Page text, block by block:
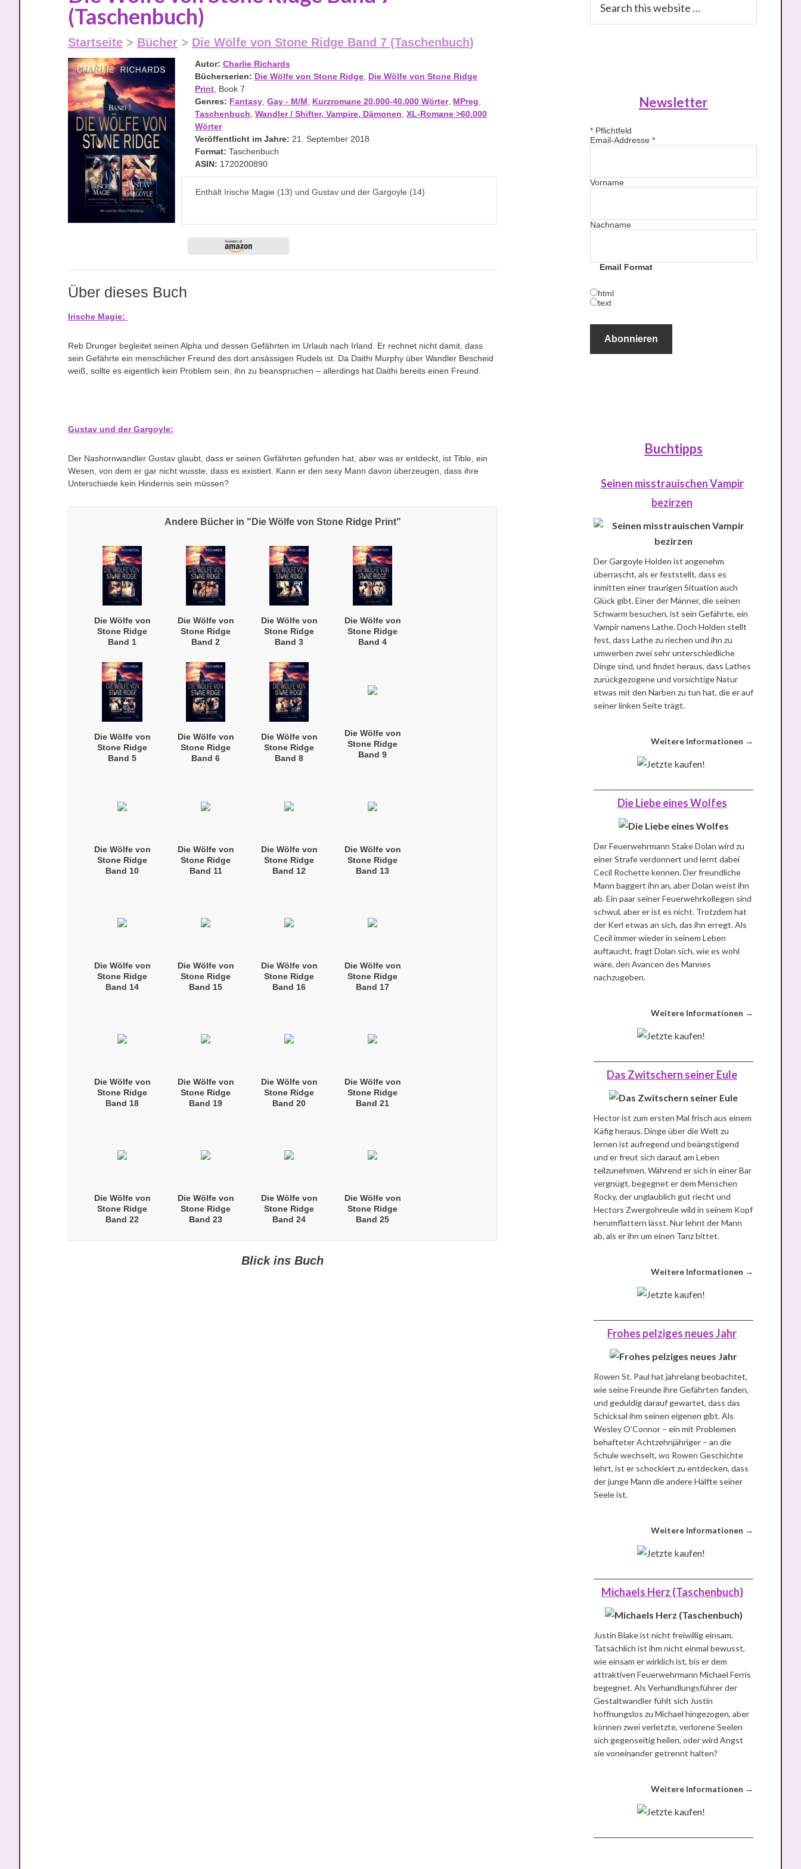
(Taschenbuch)
Startseite > Bücher > Die Wölfe von Stone Ridge Band 7 (Taschenbuch)
Autor: Charlie Richards
Bücherserien: Die Wölfe von Stone Ridge Die Wölfe von Stone Ridge
Print , Book 7
Genres: Fantasy Gay - M/M Kurzromane 20.000-40.000 Wörter, MPreg
Taschenbuch Wandler / Shifter, Vampire, Dämonen XL-Romane >60.000
Wörter
Veröffentlicht im Jahre: 21. September 2018
Format: Taschenbuch
ASIN: 1720200890
Enthält Irische Magie (13) und Gustav und der Gargoyle (14)
Über dieses Buch
Irische Magie:
Reb Drunger begleitet seinen Alpha und dessen Gefährten im Urlaub nach Irland. Er rechnet nicht damit, dass
sein Gefährte ein menschlicher Freund des dort ansässigen Rudels ist. Da Daithi Murphy über Wandler Bescheid
weiß, sollte es eigentlich kein Problem sein, ihn zu beanspruchen – allerdings hat Daithi bereits einen Freund.
Gustav und der Gargoyle:
Der Nashornwandler Gustav glaubt, dass er seinen Gefährten gefunden hat, aber was er entdeckt, ist Tible, ein
Wesen, von dem er gar nicht wusste, dass es existiert. Kann er den sexy Mann davon überzeugen, dass ihre
Unterschiede kein Hindernis sein müssen?
Andere Bücher in "Die Wölfe von Stone Ridge Print"
Die Wölfe von
Stone Ridge
Band 1
Die Wölfe von
Stone Ridge
Band 2
Die Wölfe von
Stone Ridge
Band 3
Die Wölfe von
Stone Ridge
Band 4
Die Wölfe von
Stone Ridge
Band 5
Die Wölfe von
Stone Ridge
Band 6
Die Wölfe von
Stone Ridge
Band 8
Die Wölfe von
Stone Ridge
Band 9
Die Wölfe von
Stone Ridge
Band 10
Die Wölfe von
Stone Ridge
Band 11
Die Wölfe von
Stone Ridge
Band 12
Die Wölfe von
Stone Ridge
Band 13
Die Wölfe von
Stone Ridge
Band 14
Die Wölfe von
Stone Ridge
Band 15
Die Wölfe von
Stone Ridge
Band 16
Die Wölfe von
Stone Ridge
Band 17
Die Wölfe von
Stone Ridge
Band 18
Die Wölfe von
Stone Ridge
Band 19
Die Wölfe von
Stone Ridge
Band 20
Die Wölfe von
Stone Ridge
Band 21
Die Wölfe von
Stone Ridge
Band 22
Die Wölfe von
Stone Ridge
Band 23
Die Wölfe von
Stone Ridge
Band 24
Die Wölfe von
Stone Ridge
Band 25
Blick ins Buch
this
Newsletter
* Pflichtfeld
Email-Addresse *
Vorname
Nachname
Email Format
html
text
Buchtipps
Seinen misstrauischen Vampir
bezirzen
Der Gargoyle Holden ist angenehm
überrascht, als er feststellt, dass es
inmitten einer traurigen Situation auch
Glück gibt. Einer der Männer, die seinen
Schwarm besuchen, ist sein Gefährte, ein
Vampir namens Lathe. Doch Holden stellt
fest, dass Lathe zu riechen und ihn zu
umwerben zwei sehr unterschiedliche
Dinge sind, und findet heraus, dass Lathes
zurückgezogene und vorsichtige Natur
etwas mit den Narben zu tun hat, die er auf
seiner linken Seite trägt.
Weitere Informationen →
Die Liebe eines Wolfes
Der Feuerwehrmann Stake Dolan wird zu
einer Strafe verdonnert und lernt dabei
Cecil Rochette kennen. Der freundliche
Mann baggert ihn an, aber Dolan weist ihn
ab. Ein paar seiner Feuerwehrkollegen sind
schwul, aber er ist es nicht. Trotzdem hat
der Kerl etwas an sich, das ihn erregt. Als
Cecil immer wieder in seinem Leben
auftaucht, fragt Dolan sich, wie es wohl
wäre, den Avancen des Mannes
nachzugeben.
Weitere Informationen →
Das Zwitschern seiner Eule
Hector ist zum ersten Mal frisch aus einem
Käfig heraus. Dinge über die Welt zu
lernen ist aufregend und beängstigend
und er freut sich darauf, am Leben
teilzunehmen. Während er sich in einer Bar
vergnügt, begegnet er dem Menschen
Rocky, der unglaublich gut riecht und
Hectors Zwergohreule wild in seinem Kopf
herumflattern lässt. Nur lehnt der Mann
ab, als er ihn um einen Tanz bittet.
Weitere Informationen →
Frohes pelziges neues Jahr
Rowen St. Paul hat jahrelang beobachtet,
wie seine Freunde ihre Gefährten fanden,
und geduldig darauf gewartet, dass das
Schicksal ihm seinen eigenen gibt. Als
Wesley O’Connor – ein mit Problemen
behafteter Achtzehnjähriger – an die
Schule wechselt, wo Rowen Geschichte
lehrt, ist er schockiert zu entdecken, dass
der junge Mann die andere Hälfte seiner
Seele ist.
Weitere Informationen →
Michaels Herz (Taschenbuch)
Justin Blake ist nicht freiwillig einsam.
Tatsächlich ist ihm nicht einmal bewusst,
wie einsam er wirklich ist, bis er dem
attraktiven Feuerwehrmann Michael Ferris
begegnet. Als Verhandlungsführer der
Gestaltwandler fühlt sich Justin
hoffnungslos zu Michael hingezogen, aber
können zwei verletzte, verlorene Seelen
sich gegenseitig heilen, oder wird Angst
sie voneinander getrennt halten?
Weitere Informationen →